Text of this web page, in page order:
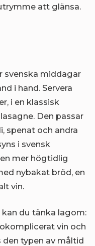
att glänsa.
svenska middagar
i hand. Servera
i en klassisk
Den passar
spenat och andra
i svensk
mer högtidlig
nybakat bröd, en
vin.
du tänka lagom:
vin och
typen av måltid